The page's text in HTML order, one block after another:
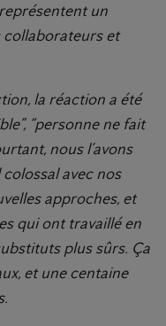
un
et
la réaction a été
“personne ne fait
nous l’avons
avec nos
approches, et
qui ont travaillé en
plus sûrs. Ça
et une centaine